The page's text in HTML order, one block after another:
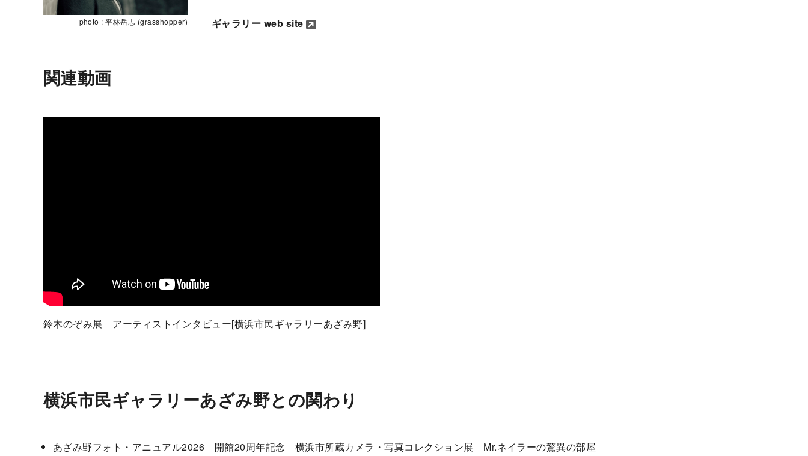
photo : 平林岳志 (grasshopper) ギャラリー web site
関連動画
鈴木のぞみ展 アーティストインタビュー[横浜市民ギャラリーあざみ野]
横浜市民ギャラリーあざみ野との関わり
あざみ野フォト・アニュアル2026 開館20周年記念 横浜市所蔵カメラ・写真コレクション展 Mr.ネイラーの驚異の部屋